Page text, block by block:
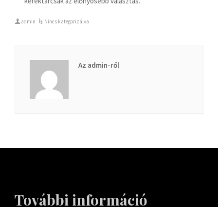
admin Nincs kategorizálva
Az admin-ről
További információ